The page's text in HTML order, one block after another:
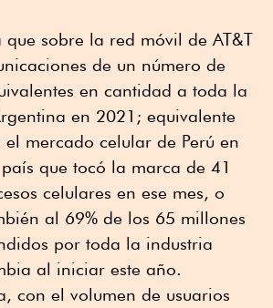
sobre la red móvil de AT&T
de un número de
en cantidad a toda la
en 2021; equivalente
mercado celular de Perú en
que tocó la marca de 41
celulares en ese mes, o
al 69% de los 65 millones
por toda la industria
al iniciar este año.
con el volumen de usuarios